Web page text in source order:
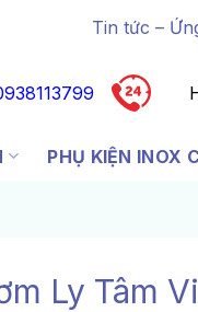
Tin tức –
PHỤ KIỆN INOX
Ly Tâm